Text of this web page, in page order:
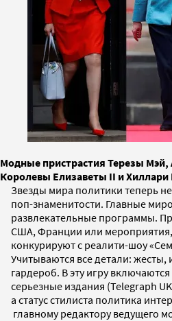
Модные пристрастия Терезы
Королевы Елизаветы II и Хиллари
Звезды мира политики теперь
поп-знаменитости. Главные
развлекательные программы.
США, Франции или мероприятия,
конкурируют с реалити-шоу
Учитываются все детали:
гардероб. В эту игру
серьезные издания (Telegraph
а статус стилиста политика
главному редактору ведущего